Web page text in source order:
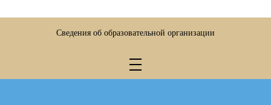
Сведения об образовательной организации